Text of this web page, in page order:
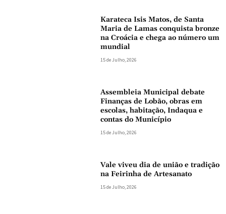
Karateca Isis Matos, de Santa
Maria de Lamas conquista bronze
na Croácia e chega ao número um
mundial
15 de Julho, 2026
Assembleia Municipal debate
Finanças de Lobão, obras em
escolas, habitação, Indaqua e
contas do Município
15 de Julho, 2026
Vale viveu dia de união e tradição
na Feirinha de Artesanato
15 de Julho, 2026